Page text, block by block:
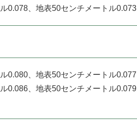
0.078、地表50センチメートル0.073
0.080、地表50センチメートル0.077
0.086、地表50センチメートル0.079